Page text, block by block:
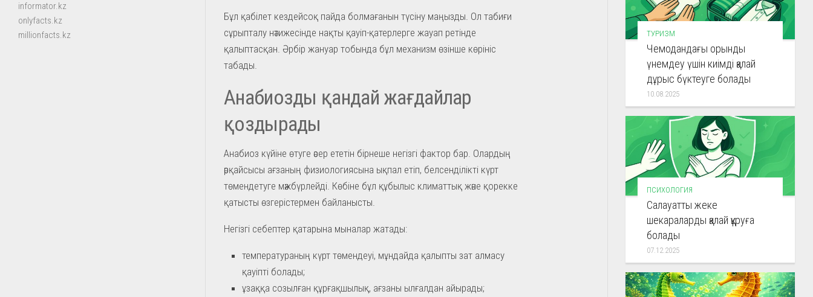
Бұл қабілет кездейсоқ пайда болмағанын түсіну маңызды. Ол табиғи
сұрыпталу нәтижесінде нақты қауіп-қатерлерге жауап ретінде
қалыптасқан. Әрбір жануар тобында бұл механизм өзінше көрініс
табады.
Анабиозды қандай жағдайлар
қоздырады
Анабиоз күйіне өтуге әсер ететін бірнеше негізгі фактор бар. Олардың
әрқайсысы ағзаның физиологиясына ықпал етіп, белсенділікті күрт
төмендетуге мәжбүрлейді. Көбіне бұл құбылыс климаттық және қорекке
қатысты өзгерістермен байланысты.
Негізгі себептер қатарына мыналар жатады:
температураның күрт төмендеуі, мұндайда қалыпты зат алмасу
қауіпті болады;
ұзаққа созылған құрғақшылық, ағзаны ылғалдан айырады;
informator.kz
onlyfacts.kz
millionfacts.kz
ТУРИЗМ
Чемодандағы орынды
үнемдеу үшін киімді қалай
дұрыс бүктеуге болады
10.08.2025
ПСИХОЛОГИЯ
Салауатты жеке
шекараларды қалай құруға
болады
07.12.2025